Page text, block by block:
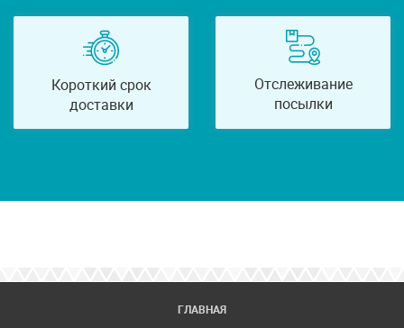
Короткий срок
доставки
Отслеживание
посылки
ГЛАВНАЯ